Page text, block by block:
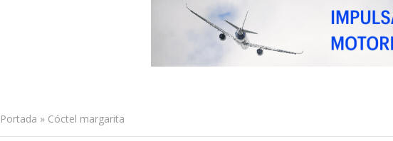
Portada » Cóctel margarita